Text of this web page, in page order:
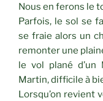
Nous en ferons le
Parfois, le sol se
se fraie alors un
remonter une
le vol plané d’un
Martin, difficile à
Lorsqu’on revient